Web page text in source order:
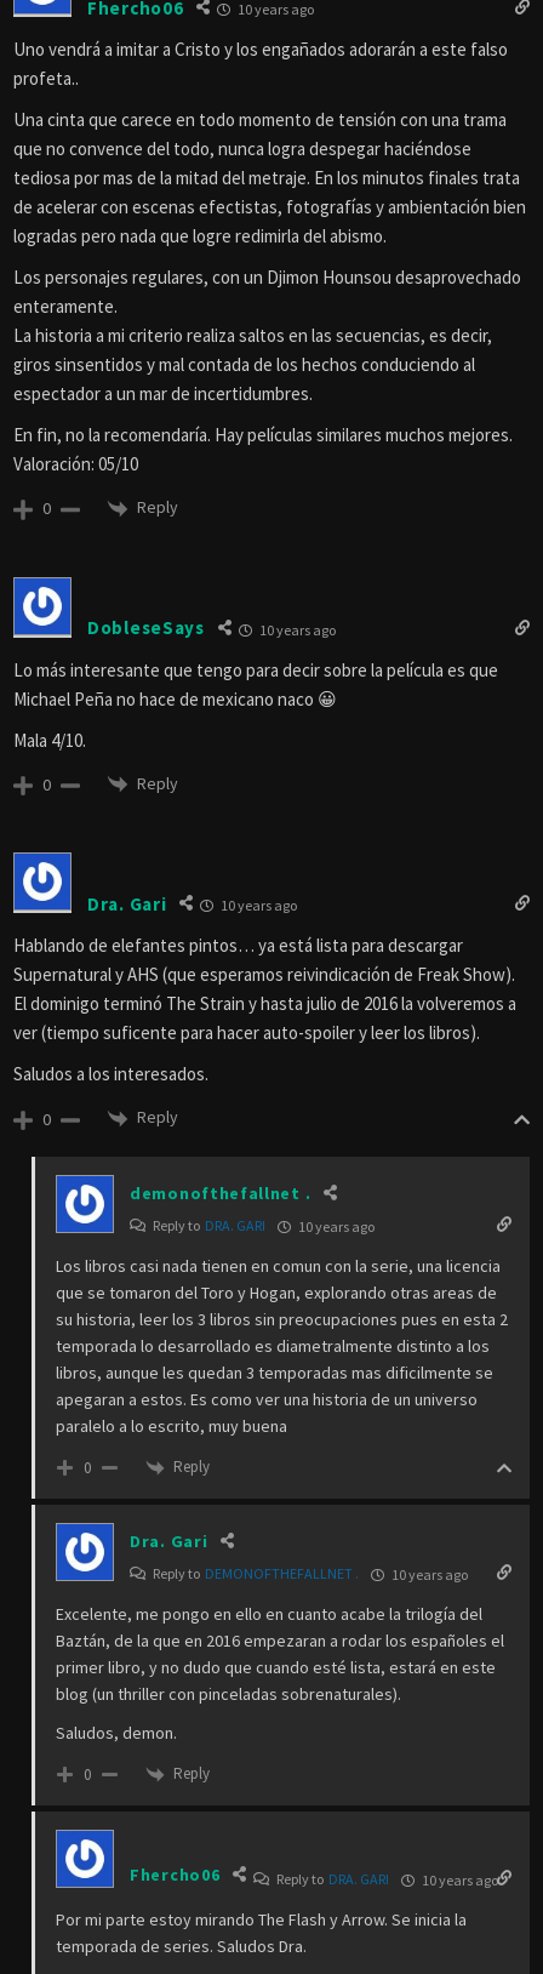
Fhercho06 10 years ago
Uno vendrá a imitar a Cristo y los engañados adorarán a este falso
profeta..
Una cinta que carece en todo momento de tensión con una trama
que no convence del todo, nunca logra despegar haciéndose
tediosa por mas de la mitad del metraje. En los minutos finales trata
de acelerar con escenas efectistas, fotografías y ambientación bien
logradas pero nada que logre redimirla del abismo.
Los personajes regulares, con un Djimon Hounsou desaprovechado
enteramente.
La historia a mi criterio realiza saltos en las secuencias, es decir,
giros sinsentidos y mal contada de los hechos conduciendo al
espectador a un mar de incertidumbres.
En fin, no la recomendaría. Hay películas similares muchos mejores.
Valoración: 05/10
0 Reply
DobleseSays 10 years ago
Lo más interesante que tengo para decir sobre la película es que
Michael Peña no hace de mexicano naco 😀
Mala 4/10.
0 Reply
Dra. Gari 10 years ago
Hablando de elefantes pintos… ya está lista para descargar
Supernatural y AHS (que esperamos reivindicación de Freak Show).
El dominigo terminó The Strain y hasta julio de 2016 la volveremos a
ver (tiempo suficente para hacer auto-spoiler y leer los libros).
Saludos a los interesados.
0 Reply
demonofthefallnet .
Reply to DRA. GARI 10 years ago
Los libros casi nada tienen en comun con la serie, una licencia
que se tomaron del Toro y Hogan, explorando otras areas de
su historia, leer los 3 libros sin preocupaciones pues en esta 2
temporada lo desarrollado es diametralmente distinto a los
libros, aunque les quedan 3 temporadas mas dificilmente se
apegaran a estos. Es como ver una historia de un universo
paralelo a lo escrito, muy buena
0 Reply
Dra. Gari
Reply to DEMONOFTHEFALLNET . 10 years ago
Excelente, me pongo en ello en cuanto acabe la trilogía del
Baztán, de la que en 2016 empezaran a rodar los españoles el
primer libro, y no dudo que cuando esté lista, estará en este
blog (un thriller con pinceladas sobrenaturales).
Saludos, demon.
0 Reply
Fhercho06 Reply to DRA. GARI 10 years ago
Por mi parte estoy mirando The Flash y Arrow. Se inicia la
temporada de series. Saludos Dra.